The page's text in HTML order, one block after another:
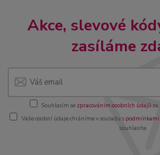
Akce, slevové
zasíláme
Souhlasím se zpracováním osobních údajůza
Vaše osobní údaje chráníme v souladu s podmínkami
souhlasíte.